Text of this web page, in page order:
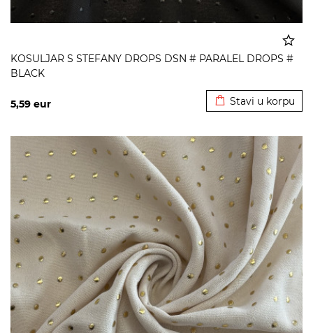
KOSULJAR S STEFANY DROPS DSN # PARALEL DROPS #
BLACK
5,59 eur Stavi u korpu